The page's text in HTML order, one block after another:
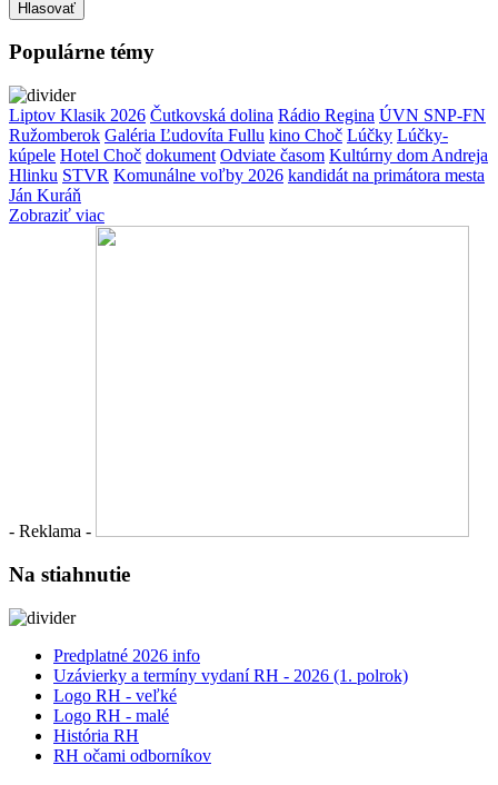
Hlasovať
Populárne témy
Liptov Klasik 2026 Čutkovská dolina Rádio Regina ÚVN SNP-FN
Ružomberok Galéria Ľudovíta Fullu kino Choč Lúčky Lúčky-
kúpele Hotel Choč dokument Odviate časom Kultúrny dom Andreja
Hlinku STVR Komunálne voľby 2026 kandidát na primátora mesta
Ján Kuráň
Zobraziť viac
- Reklama -
Na stiahnutie
Predplatné 2026 info
Uzávierky a termíny vydaní RH - 2026 (1. polrok)
Logo RH - veľké
Logo RH - malé
História RH
RH očami odborníkov